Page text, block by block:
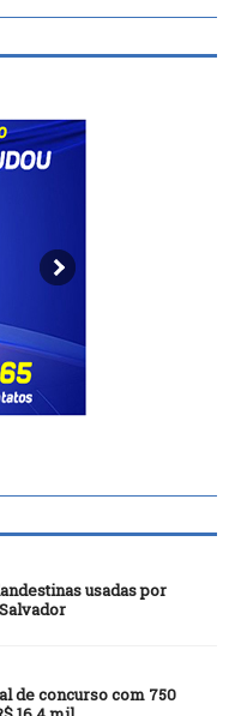
usadas por
de concurso com 750